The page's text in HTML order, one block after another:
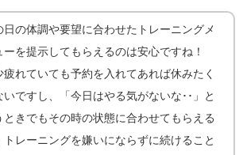
日の体調や要望に合わせたトレーニングメ
ーを提示してもらえるのは安心ですね！
疲れていても予約を入れてあれば休みたく
いですし、「今日はやる気がないな･･」と
ときでもその時の状態に合わせてもらえる
トレーニングを嫌いにならずに続けること